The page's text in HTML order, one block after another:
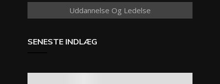
Uddannelse Og Ledelse
SENESTE INDLÆG